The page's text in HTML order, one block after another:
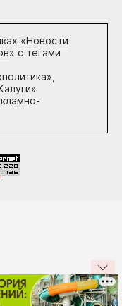
«Новости
» с тегами